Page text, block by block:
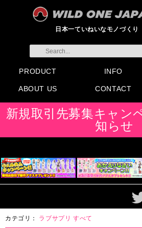
日本一ていねいなモノづくり
PRODUCT
すべてのグッズ
新製品
発売前製品
デンマ
ニップルドーム他
ローター
バイブ
オナホール
ラブドール
サポート
矯正リング
ローション
ラブサプリ
ディルド
アナル
SMグッズ
日本製グッズ
その他グッズ
INFO
製品情報
お知らせ
イベント・展示会
メディア掲載
ABOUT US
会社概要
よくある質問
取り扱い店リスト
CONTACT
お問い合わせ
付属品販売(一般のお客
向け)
アイディア募集
新規取引先募集キャン
知らせ
カテゴリ： ラブサプリ すべて